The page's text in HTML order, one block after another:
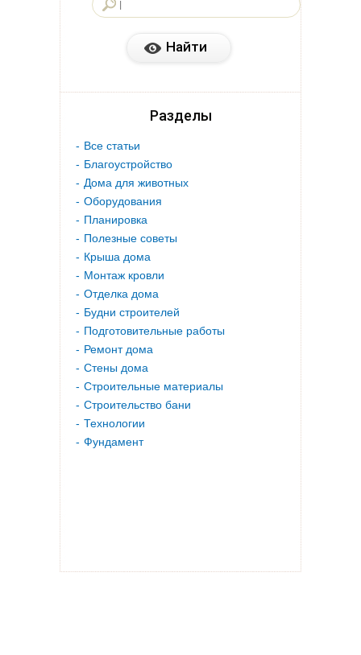
Разделы
Все статьи
Благоустройство
Дома для животных
Оборудования
Планировка
Полезные советы
Крыша дома
Монтаж кровли
Отделка дома
Будни строителей
Подготовительные работы
Ремонт дома
Стены дома
Строительные материалы
Строительство бани
Технологии
Фундамент